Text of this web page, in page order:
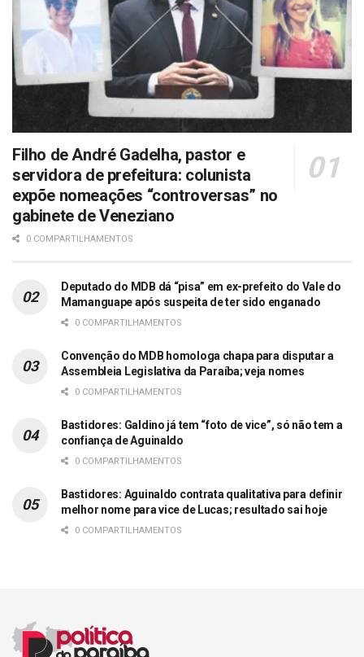
Filho de André Gadelha, pastor e
servidora de prefeitura: colunista
expõe nomeações “controversas” no
gabinete de Veneziano
0 COMPARTILHAMENTOS
Deputado do MDB dá “pisa” em ex-prefeito do Vale do
Mamanguape após suspeita de ter sido enganado
0 COMPARTILHAMENTOS
Convenção do MDB homologa chapa para disputar a
Assembleia Legislativa da Paraíba; veja nomes
0 COMPARTILHAMENTOS
Bastidores: Galdino já tem “foto de vice”, só não tem a
confiança de Aguinaldo
0 COMPARTILHAMENTOS
Bastidores: Aguinaldo contrata qualitativa para definir
melhor nome para vice de Lucas; resultado sai hoje
0 COMPARTILHAMENTOS